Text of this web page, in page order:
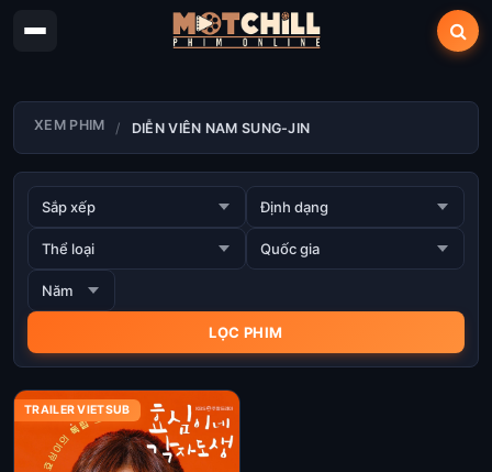
XEM PHIM DIỄN VIÊN NAM SUNG-JIN
TRAILER VIETSUB